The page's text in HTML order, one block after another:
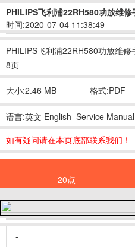
PHILIPS飞利浦22RH580功放维修
时间:2020-07-04 11:38:49
PHILIPS飞利浦22RH580功放维
8页
大小:2.46 MB 格式:PDF
语言:英文 English Service Manual
如有疑问请在本页底部联系我们！
20点
-